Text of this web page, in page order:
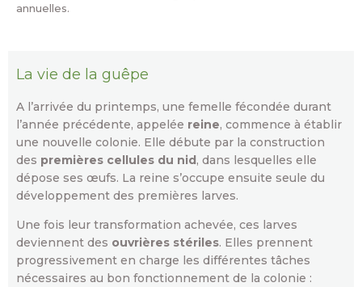
annuelles.
La vie de la guêpe
A l’arrivée du printemps, une femelle fécondée durant
l’année précédente, appelée reine, commence à établir
une nouvelle colonie. Elle débute par la construction
des premières cellules du nid , dans lesquelles elle
dépose ses œufs. La reine s’occupe ensuite seule du
développement des premières larves.
Une fois leur transformation achevée, ces larves
deviennent des ouvrières stériles. Elles prennent
progressivement en charge les différentes tâches
nécessaires au bon fonctionnement de la colonie :